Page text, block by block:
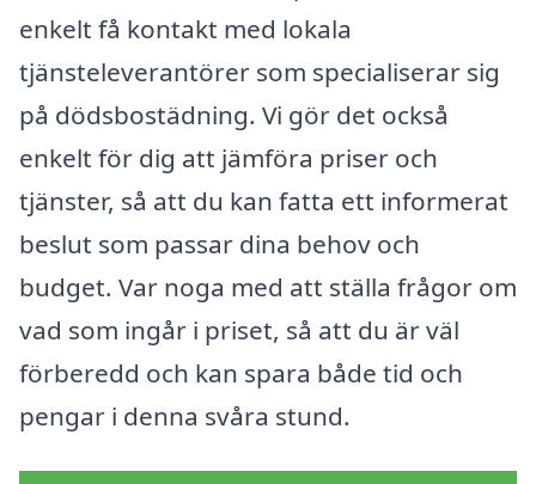
enkelt få kontakt med lokala
tjänsteleverantörer som specialiserar sig
på dödsbostädning. Vi gör det också
enkelt för dig att jämföra priser och
tjänster, så att du kan fatta ett informerat
beslut som passar dina behov och
budget. Var noga med att ställa frågor om
vad som ingår i priset, så att du är väl
förberedd och kan spara både tid och
pengar i denna svåra stund.